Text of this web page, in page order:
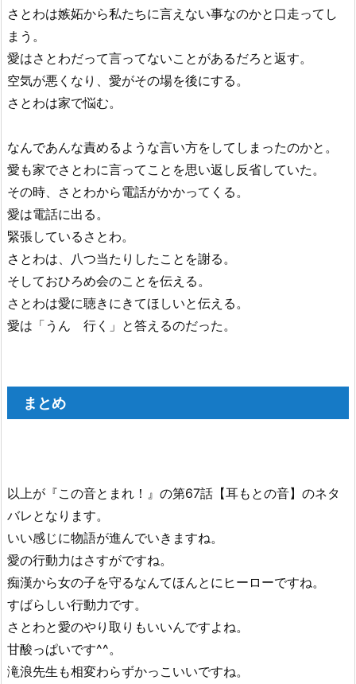
さとわは嫉妬から私たちに言えない事なのかと口走ってし
まう。
愛はさとわだって言ってないことがあるだろと返す。
空気が悪くなり、愛がその場を後にする。
さとわは家で悩む。
なんであんな責めるような言い方をしてしまったのかと。
愛も家でさとわに言ってことを思い返し反省していた。
その時、さとわから電話がかかってくる。
愛は電話に出る。
緊張しているさとわ。
さとわは、八つ当たりしたことを謝る。
そしておひろめ会のことを伝える。
さとわは愛に聴きにきてほしいと伝える。
愛は「うん 行く」と答えるのだった。
まとめ
以上が『この音とまれ！』の第67話【耳もとの音】のネタ
バレとなります。
いい感じに物語が進んでいきますね。
愛の行動力はさすがですね。
痴漢から女の子を守るなんてほんとにヒーローですね。
すばらしい行動力です。
さとわと愛のやり取りもいいんですよね。
甘酸っぱいです^^。
滝浪先生も相変わらずかっこいいですね。